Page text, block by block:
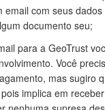
email com seus
documento seu;
para a GeoTrust
Você
mas sugiro
implica em